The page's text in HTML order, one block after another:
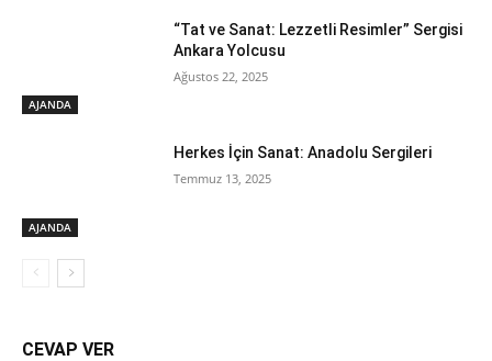
AJANDA
“Tat ve Sanat: Lezzetli Resimler” Sergisi
Ankara Yolcusu
Ağustos 22, 2025
AJANDA
Herkes İçin Sanat: Anadolu Sergileri
Temmuz 13, 2025
CEVAP VER